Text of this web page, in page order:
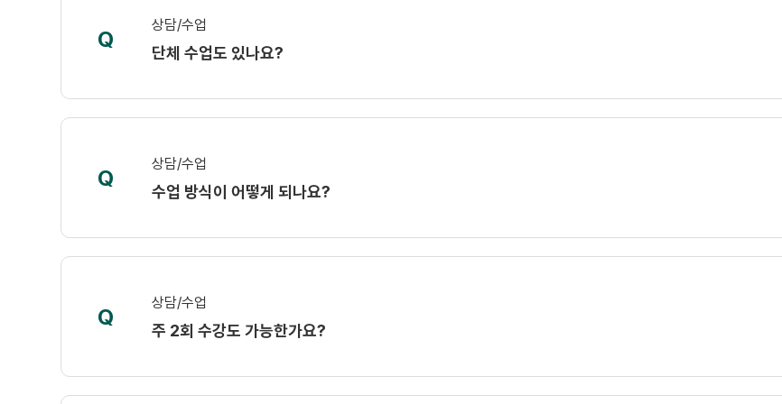
Q
상담/수업
단체 수업도 있나요?
Q
상담/수업
수업 방식이 어떻게 되나요?
Q
상담/수업
주 2회 수강도 가능한가요?